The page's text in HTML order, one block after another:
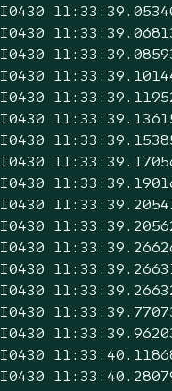
I0430
I0430
I0430
I0430
I0430
I0430
I0430
I0430
I0430
I0430
I0430
I0430
I0430
I0430
I0430
I0430
I0430
I0430